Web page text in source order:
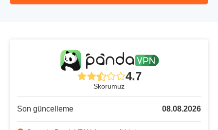
4.7
Skorumuz
Son güncelleme 08.08.2026